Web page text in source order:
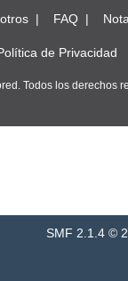
FAQ
de Privacidad
Todos los derechos
SMF 2.1.4 ©